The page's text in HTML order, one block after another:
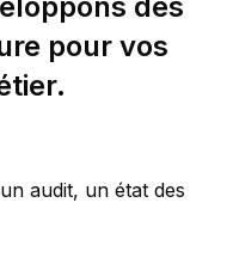
pour vos
audit, un état des